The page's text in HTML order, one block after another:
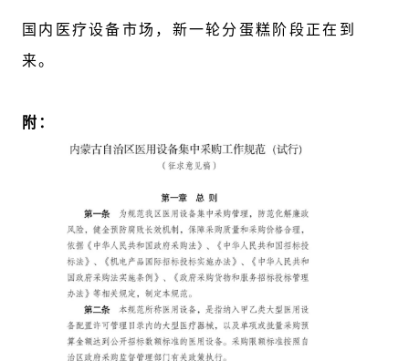
国内 医疗设备市场，新一轮分蛋糕阶段正在到
来。
附：